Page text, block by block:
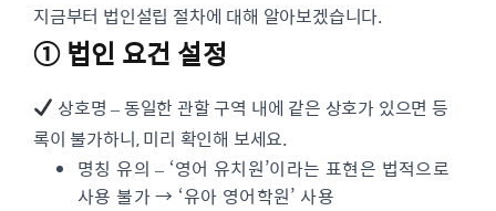
지금부터 법인설립 절차에 대해 알아보겠습니다.
① 법인 요건 설정
상호명 – 동일한 관할 구역 내에 같은 상호가 있으면 등
록이 불가하니, 미리 확인해 보세요.
명칭 유의 – ‘영어 유치원’이라는 표현은 법적으로
사용 불가 → ‘유아 영어학원’ 사용